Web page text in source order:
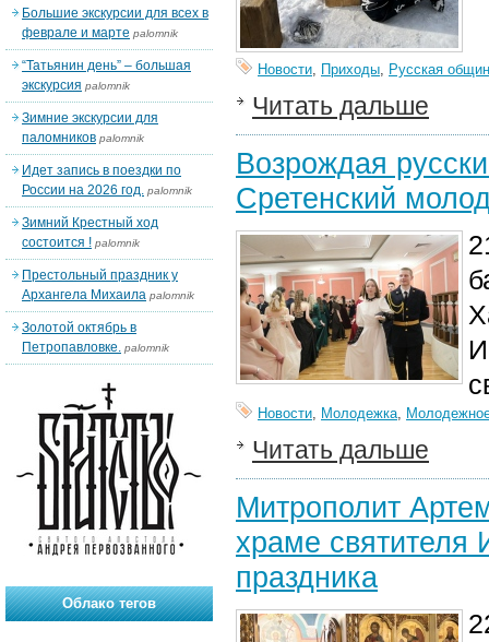
Новости, Приходы, Русская
Читать дальше
Возрождая
Сретенский
Новости, Молодежка,
Читать дальше
Митрополит
храме святителя
праздника
Большие экскурсии для всех в
феврале и марте palomnik
“Татьянин день” – большая
экскурсия palomnik
Зимние экскурсии для
паломников palomnik
Идет запись в поездки по
России на 2026 год. palomnik
Зимний Крестный ход
состоится ! palomnik
Престольный праздник у
Архангела Михаила palomnik
Золотой октябрь в
Петропавловке. palomnik
Облако тегов